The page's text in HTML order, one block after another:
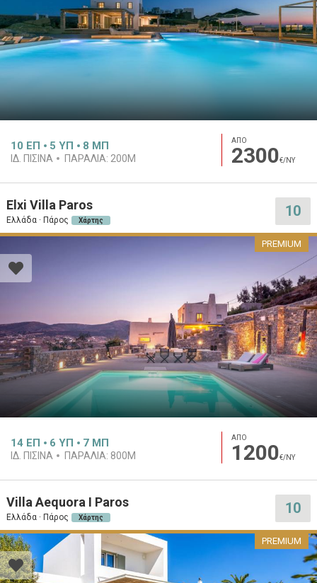
10 ΕΠ 5 ΥΠ 8 ΜΠ
ΙΔ. ΠΙΣΊΝΑ ΠΑΡΑΛΊΑ: 200M
ΑΠΟ
2300€/ΝΥ
Elxi Villa Paros
Ελλάδα · Πάρος Χάρτης
10
PREMIUM
14 ΕΠ 6 ΥΠ 7 ΜΠ
ΙΔ. ΠΙΣΊΝΑ ΠΑΡΑΛΊΑ: 800M
ΑΠΟ
1200€/ΝΥ
Villa Aequora I Paros
Ελλάδα · Πάρος Χάρτης
10
PREMIUM